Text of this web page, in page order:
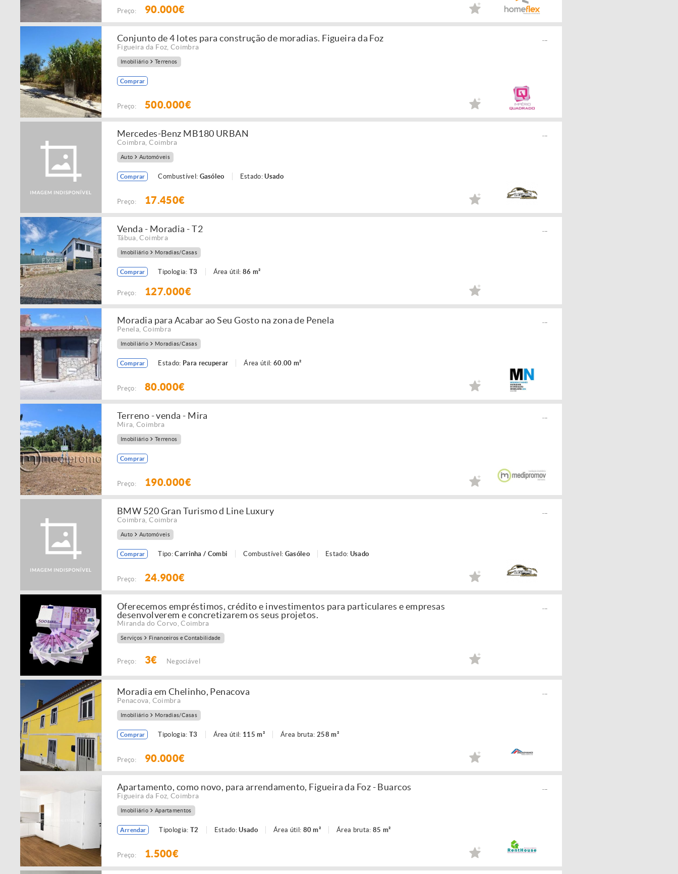
Preço: 90.000€
Conjunto de 4 lotes para construção de moradias. Figueira da Foz
Figueira da Foz Coimbra
Imobiliário Terrenos
Comprar
Preço: 500.000€
Mercedes-Benz MB180 URBAN
Coimbra ,Coimbra
Auto Automóveis
Comprar Combustível: Gasóleo Estado:Usado
Preço: 17.450€
Venda - Moradia - T2
Tábua ,Coimbra
Imobiliário Moradias/Casas
Comprar Tipologia: T3 Área útil:86 m²
Preço: 127.000€
Moradia para Acabar ao Seu Gosto na zona de Penela
Penela Coimbra
Imobiliário Moradias/Casas
Comprar Estado: Para recuperar Área útil:60.00 m²
Preço: 80.000€
Terreno - venda - Mira
Mira ,Coimbra
Imobiliário Terrenos
Comprar
Preço: 190.000€
BMW 520 Gran Turismo d Line Luxury
Coimbra ,Coimbra
Auto Automóveis
Comprar Tipo:Carrinha / Combi Combustível: Gasóleo Estado: Usado
Preço: 24.900€
Oferecemos empréstimos, crédito e investimentos para particulares e empresas
desenvolverem e concretizarem os seus projetos.
Miranda do Corvo ,Coimbra
Serviços Financeiros e Contabilidade
Preço: 3€ Negociável
Moradia em Chelinho, Penacova
Penacova Coimbra
Imobiliário Moradias/Casas
Comprar Tipologia: T3 Área útil: 115 m² Área bruta: 258 m²
Preço: 90.000€
Apartamento, como novo, para arrendamento, Figueira da Foz - Buarcos
Figueira da Foz Coimbra
Imobiliário Apartamentos
Arrendar Tipologia:T2 Estado:Usado Área útil: 80 m² Área bruta:85 m²
Preço: 1.500€